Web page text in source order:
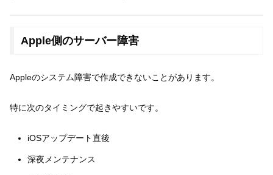
Apple側のサーバー障害
Appleのシステム障害で作成できないことがあります。
特に次のタイミングで起きやすいです。
iOSアップデート直後
深夜メンテナンス